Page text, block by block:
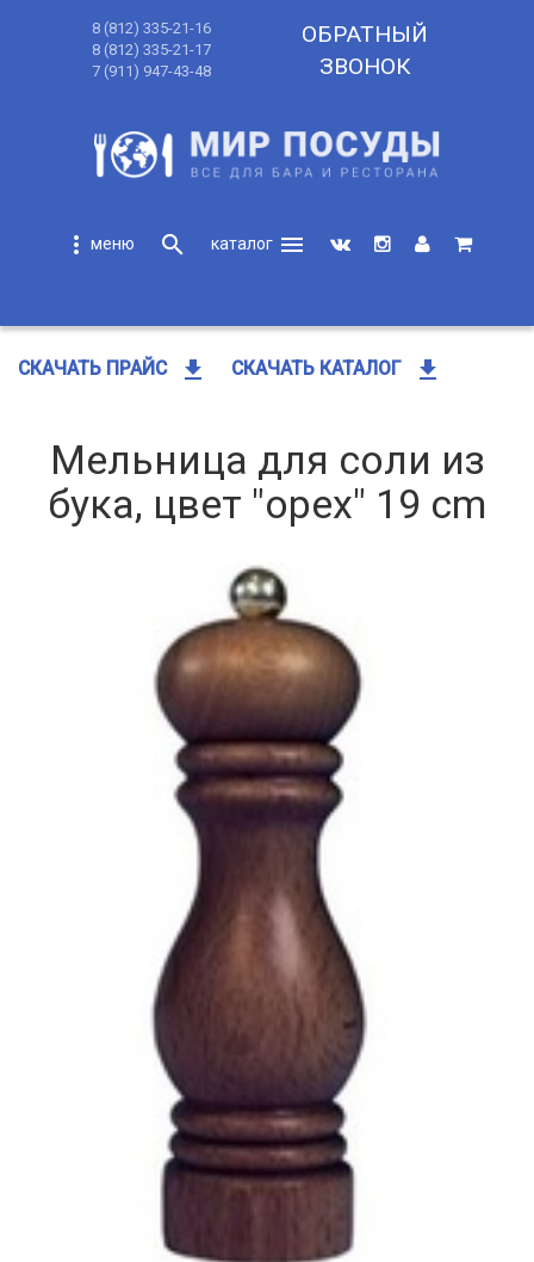
8 (812) 335-21-16
8 (812) 335-21-17
7 (911) 947-43-48
ОБРАТНЫЙ
ЗВОНОК
more_vert search
menu
СКАЧАТЬ ПРАЙС get_app СКАЧАТЬ КАТАЛОГ get_app
Мельница для соли из
бука, цвет "орех" 19 cm